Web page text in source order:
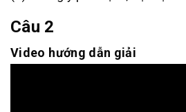
Câu 2
Video hướng dẫn giải